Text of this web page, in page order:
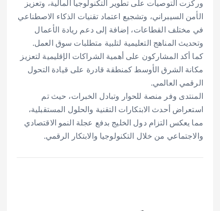
وركزت التوصيات على تطوير التكنولوجيا المالية، وتعزيز
الأمن السيبراني، وتشجيع اعتماد تقنيات الذكاء الاصطناعي
في مختلف القطاعات، إضافة إلى دعم ريادة الأعمال
وتحديث المناهج التعليمية لتلبية متطلبات سوق العمل.
كما أكد المشاركون على أهمية الشراكات الإقليمية لتعزيز
مكانة الشرق الأوسط كمنطقة قادرة على قيادة التحول
الرقمي العالمي.
المنتدى وفر منصة للحوار وتبادل الخبرات، حيث تم
استعراض أحدث الابتكارات التقنية والحلول المستقبلية،
مما يعكس التزام دول الخليج بدفع عجلة النمو الاقتصادي
والاجتماعي من خلال التكنولوجيا والابتكار الرقمي.